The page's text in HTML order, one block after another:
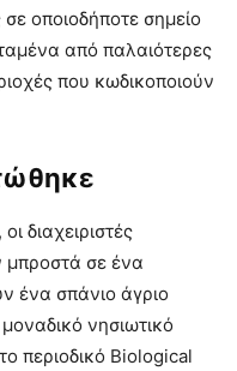
οποιοδήποτε σημείο
από παλαιότερες
που κωδικοποιούν
διαχειριστές
μπροστά σε ένα
ένα σπάνιο άγριο
νησιωτικό
περιοδικό Biological